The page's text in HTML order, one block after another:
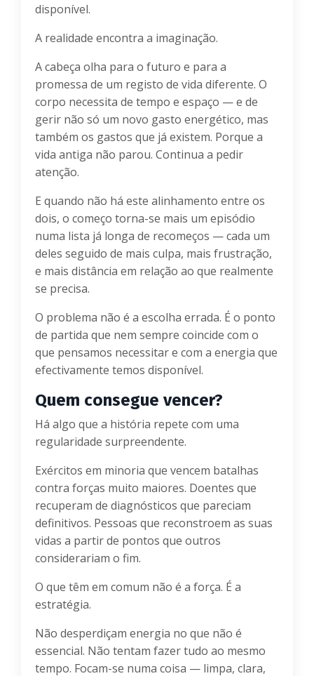
disponível.
A realidade encontra a imaginação.
A cabeça olha para o futuro e para a
promessa de um registo de vida diferente. O
corpo necessita de tempo e espaço — e de
gerir não só um novo gasto energético, mas
também os gastos que já existem. Porque a
vida antiga não parou. Continua a pedir
atenção.
E quando não há este alinhamento entre os
dois, o começo torna-se mais um episódio
numa lista já longa de recomeços — cada um
deles seguido de mais culpa, mais frustração,
e mais distância em relação ao que realmente
se precisa.
O problema não é a escolha errada. É o ponto
de partida que nem sempre coincide com o
que pensamos necessitar e com a energia que
efectivamente temos disponível.
Quem consegue vencer?
Há algo que a história repete com uma
regularidade surpreendente.
Exércitos em minoria que vencem batalhas
contra forças muito maiores. Doentes que
recuperam de diagnósticos que pareciam
definitivos. Pessoas que reconstroem as suas
vidas a partir de pontos que outros
considerariam o fim.
O que têm em comum não é a força. É a
estratégia.
Não desperdiçam energia no que não é
essencial. Não tentam fazer tudo ao mesmo
tempo. Focam-se numa coisa — limpa, clara,